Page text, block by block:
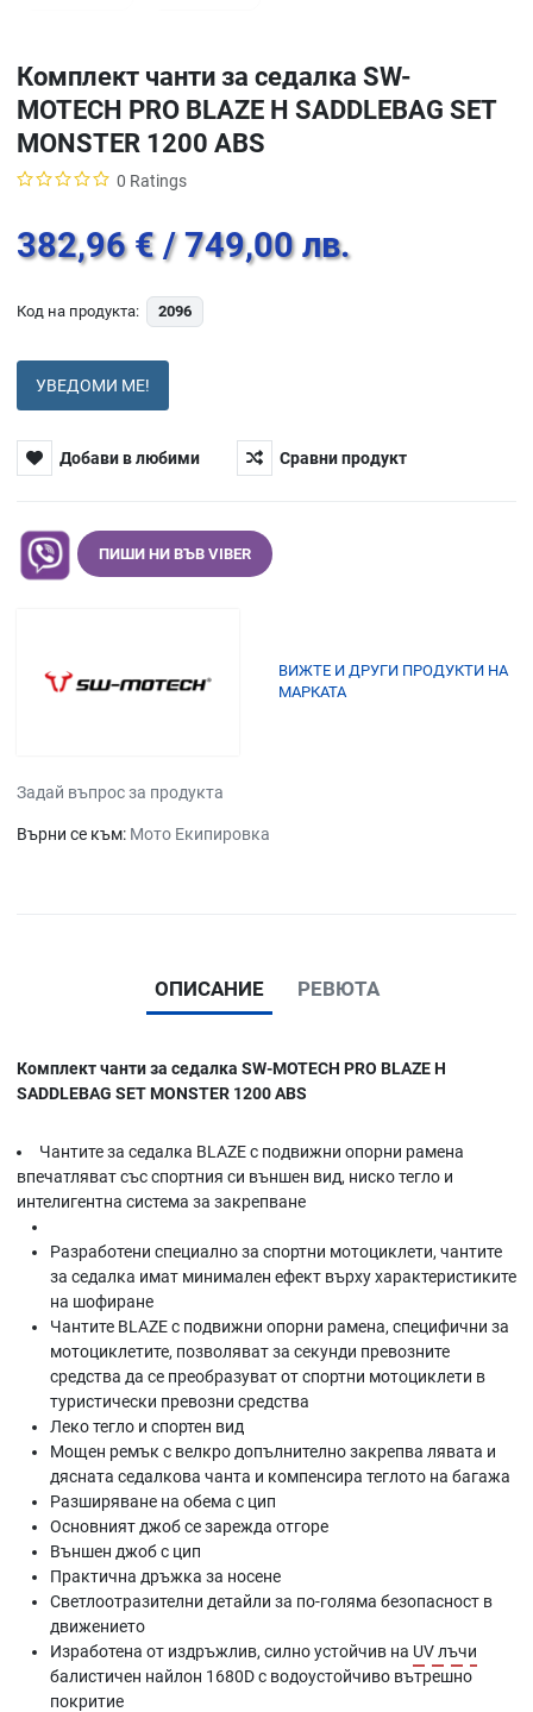
Комплект чанти за седалка SW-
MOTECH PRO BLAZE H SADDLEBAG SET
MONSTER 1200 ABS
0 Ratings
382,96 € / 749,00 лв.
Код на продукта: 2096
УВЕДОМИ МЕ!
Добави в любими Сравни продукт
ПИШИ НИ ВЪВ VIBER
ВИЖТЕ И ДРУГИ ПРОДУКТИ НА
МАРКАТА
Задай въпрос за продукта
Върни се към: Мото Екипировка
ОПИСАНИЕ РЕВЮТА
Комплект чанти за седалка SW-MOTECH PRO BLAZE H
SADDLEBAG SET MONSTER 1200 ABS
Чантите за седалка BLAZE с подвижни опорни рамена
впечатляват със спортния си външен вид, ниско тегло и
интелигентна система за закрепване
Разработени специално за спортни мотоциклети, чантите
за седалка имат минимален ефект върху характеристиките
на шофиране
Чантите BLAZE с подвижни опорни рамена, специфични за
мотоциклетите, позволяват за секунди превозните
средства да се преобразуват от спортни мотоциклети в
туристически превозни средства
Леко тегло и спортен вид
Мощен ремък с велкро допълнително закрепва лявата и
дясната седалкова чанта и компенсира теглото на багажа
Разширяване на обема с цип
Основният джоб се зарежда отгоре
Външен джоб с цип
Практична дръжка за носене
Светлоотразителни детайли за по-голяма безопасност в
движението
Изработена от издръжлив, силно устойчив на UV лъчи
балистичен найлон 1680D с водоустойчиво вътрешно
покритие